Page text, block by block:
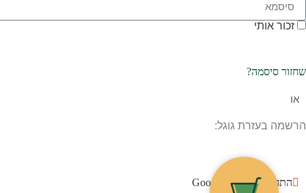
זכור אותי
שחזור סיסמה?
או
הרשמה בעזרת גוגל:
התחברו עם גוגל Google